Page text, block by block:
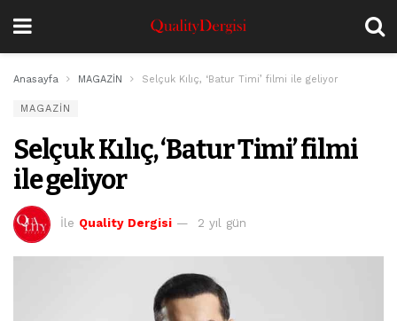
Anasayfa MAGAZİN Selçuk Kılıç, ‘Batur Timi’ filmi ile geliyor
MAGAZİN
Selçuk Kılıç, ‘Batur Timi’ filmi
ile geliyor
İle Quality Dergisi 2 yıl gün